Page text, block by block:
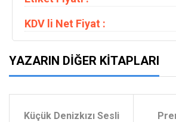
KDV li Net Fiyat :
YAZARIN DIĞER KITAPLARI
Küçük Denizkızı Sesli